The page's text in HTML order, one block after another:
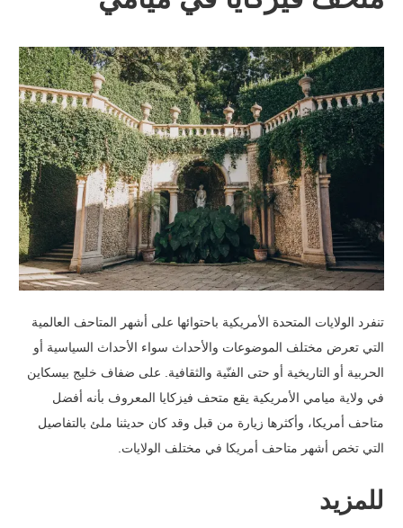
تنفرد الولايات المتحدة الأمريكية باحتوائها على أشهر المتاحف العالمية
التي تعرض مختلف الموضوعات والأحداث سواء الأحداث السياسية أو
الحربية أو التاريخية أو حتى الفنّية والثقافية. على ضفاف خليج بيسكاين
في ولاية ميامي الأمريكية يقع متحف فيزكايا المعروف بأنه أفضل
متاحف أمريكا، وأكثرها زيارة من قبل وقد كان حديثنا ملئ بالتفاصيل
التي تخص أشهر متاحف أمريكا في مختلف الولايات.
للمزيد